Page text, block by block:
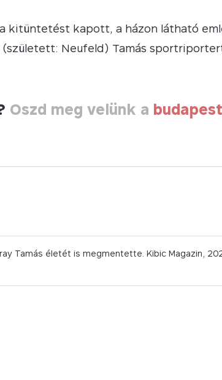
kitüntetést kapott, a házon látható
Neufeld) Tamás
Oszd meg velünk a
Tamás életét is megmentette. Kibic Magazin,